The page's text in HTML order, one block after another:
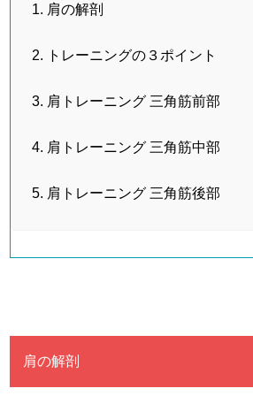
肩の解剖
トレーニングの３ポイント
肩トレーニング 三角筋前部
肩トレーニング 三角筋中部
肩トレーニング 三角筋後部
肩の解剖